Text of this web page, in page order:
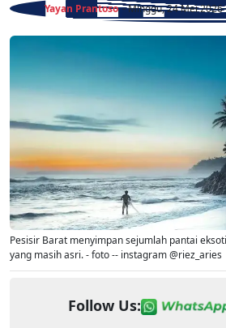
Yayan Prantoso - Minggu, 24 Mei 2026
Pesisir Barat menyimpan sejumlah pantai
yang masih asri. - foto -- instagram @riez_aries
Follow Us: